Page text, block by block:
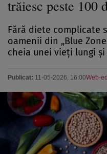
trăiesc peste 100
Fără diete complicate
oamenii din „Blue
cheia unei vieți lungi și
Publicat: 11-05-2026, 16:00Web-